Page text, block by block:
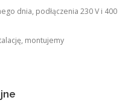
dnia, podłączenia 230 V i 400
montujemy